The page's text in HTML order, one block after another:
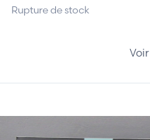
Rupture de stock